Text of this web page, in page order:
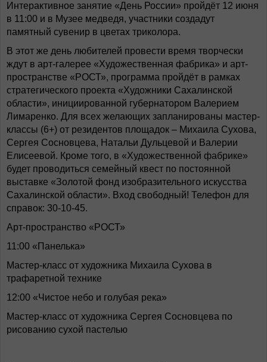
Интерактивное занятие «День России» пройдёт 12 июня
в 11:00 и в Музее медведя, участники создадут
памятный сувенир в цветах триколора.
В этот же день любителей провести время творчески
ждут в арт-галерее «Художественная фабрика» и арт-
пространстве «РОСТ», программа пройдёт в рамках
стратегического проекта «Художники Сахалинской
области», инициированной губернатором Валерием
Лимаренко. Для всех желающих запланированы мастер-
классы (6+) от резидентов площадок – Михаила Сухова,
Сергея Сосновцева, Натальи Дульцевой и Валерии
Елисеевой. Кроме того, в «Художественной фабрике»
будет проводиться семейный квест по постоянной
выставке «Золотой фонд изобразительного искусства
Сахалинской области». Вход свободный! Телефон для
справок: 30-10-45.
Арт-пространство «РОСТ»
11:00 «Панелька»
Мастер-класс от художника Михаила Сухова в
трафаретной технике
12:00 «Чистое небо и голубая река»
Мастер-класс от художника Сергея Сосновцева по
рисованию сухой пастелью